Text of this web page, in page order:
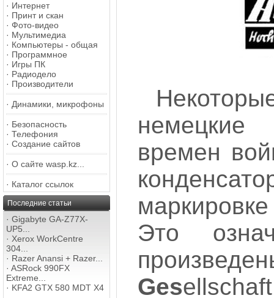
· Интернет
· Принт и скан
· Фото-видео
· Мультимедиа
· Компьютеры - общая
· Программное
· Игры ПК
· Радиодело
· Производители
· Динамики, микрофоны
· Безопасность
· Телефония
· Создание сайтов
· О сайте wasp.kz...
· Каталог ссылок
Последние статьи
· Gigabyte GA-Z77X-
UP5...
· Xerox WorkCentre
304...
· Razer Anansi + Razer...
· ASRock 990FX
Extreme...
· KFA2 GTX 580 MDT X4
времен
Это
Ges